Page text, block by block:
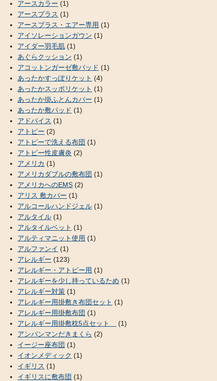
アースカラー (1)
アースプラス (1)
アースプラス・エアー専用 (1)
アイソレーションガウン (1)
アイダー羽毛肌 (1)
あぐらクッション (1)
アコットンガーゼ敷パッド (1)
あったかすっぽりケット (4)
あったかスッポリケット (1)
あったか掛ふとんカバー (1)
あったか敷パッド (1)
アドバイス (1)
アトピー (2)
アトピーで洗える布団 (1)
アトピー性皮膚炎 (2)
アメリカ (1)
アメリカダブルの敷布団 (1)
アメリカへのEMS (2)
アリス 敷カバー (1)
アルコールハンドジェル (1)
アルタイル (1)
アルタイルベット (1)
アルティマニット使用 (1)
アルファンイ (1)
アレルギー (123)
アレルギー・アトピー用 (1)
アレルギーを少し持っているため (1)
アレルギー対策 (1)
アレルギー用掛敷き布団セット (1)
アレルギー用掛敷布団 (1)
アレルギー用掛敷枕5点セット
(1)
アンパンマンだきまくら (2)
イージー座布団 (1)
イオンメディック (1)
イギリス (1)
イギリスに敷布団 (1)